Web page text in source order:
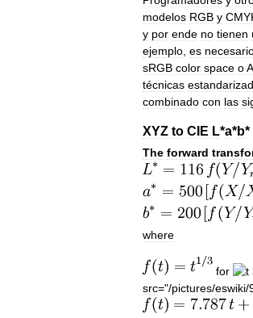
modelos RGB y
y por ende no tienen
ejemplo es
sRGB color space o
técnicas
combinado con las
XYZ to CIE L*a*b*
The forward
where
for
src="/pictures/eswiki/